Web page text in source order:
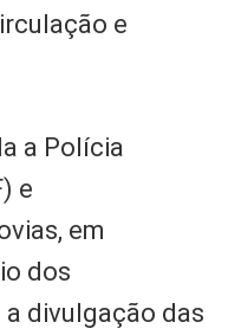
e
a Polícia
e
em
dos
divulgação das